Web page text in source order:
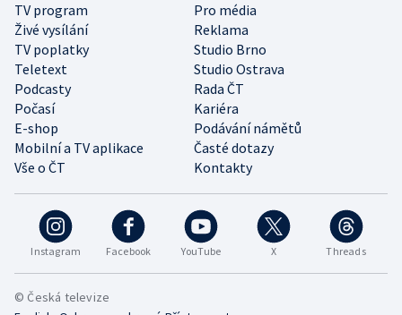
Instagram Facebook YouTube X Threads
TV program
Pro média
Živé vysílání
Reklama
TV poplatky
Studio Brno
Teletext
Studio Ostrava
Podcasty
Rada ČT
Počasí
Kariéra
E-shop
Podávání námětů
Mobilní a TV aplikace
Časté dotazy
Vše o ČT
Kontakty
© Česká televize